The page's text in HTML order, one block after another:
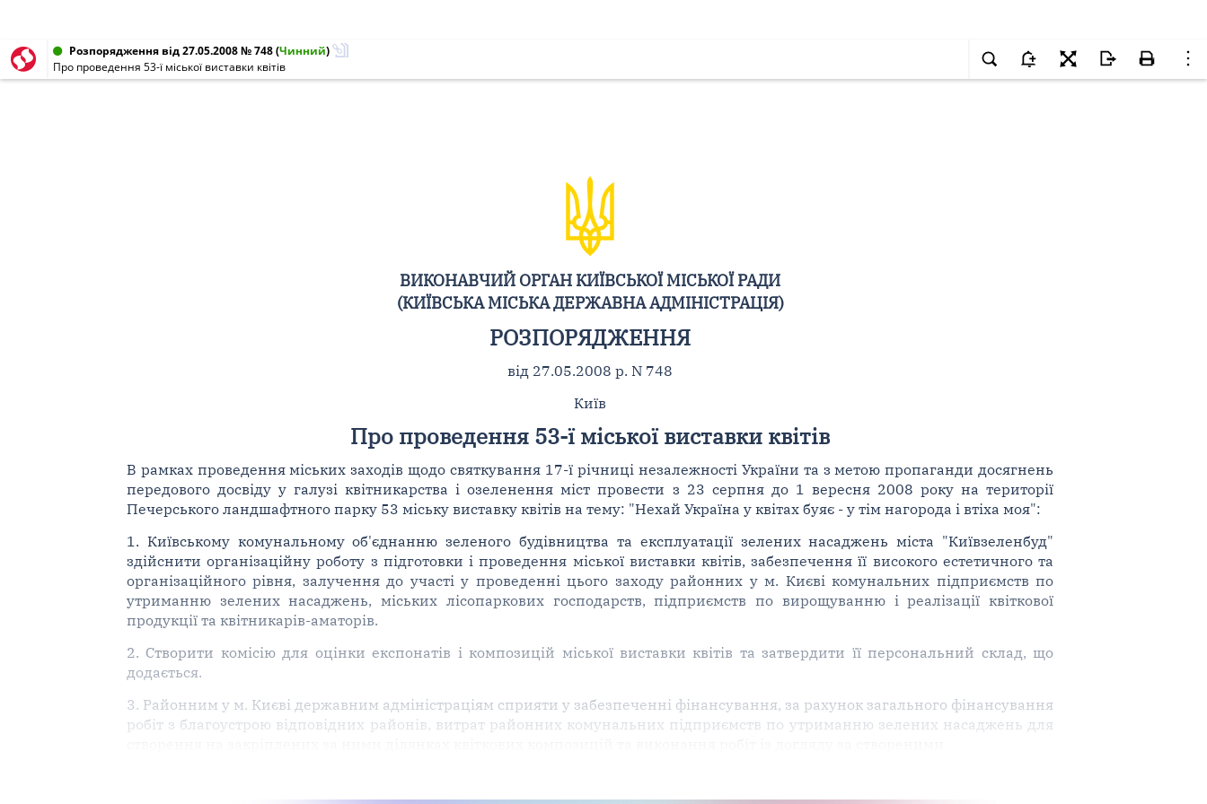
Розпорядження від 27.05.2008 № 748(Чинний)
Про проведення 53-ї міської виставки квітів
ВИКОНАВЧИЙ ОРГАН КИЇВСЬКОЇ МІСЬКОЇ РАДИ
(КИЇВСЬКА МІСЬКА ДЕРЖАВНА АДМІНІСТРАЦІЯ)
РОЗПОРЯДЖЕННЯ
від 27.05.2008 р. N 748
Київ
Про проведення 53-ї міської виставки квітів
В рамках проведення міських заходів щодо святкування 17-ї річниці незалежності України та з метою пропаганди досягнень
передового досвіду у галузі квітникарства і озеленення міст провести з 23 серпня до 1 вересня 2008 року на території
Печерського ландшафтного парку 53 міську виставку квітів на тему: "Нехай Україна у квітах буяє - у тім нагорода і втіха моя":
1. Київському комунальному об'єднанню зеленого будівництва та експлуатації зелених насаджень міста "Київзеленбуд"
здійснити організаційну роботу з підготовки і проведення міської виставки квітів, забезпечення її високого естетичного та
організаційного рівня, залучення до участі у проведенні цього заходу районних у м. Києві комунальних підприємств по
утриманню зелених насаджень, міських лісопаркових господарств, підприємств по вирощуванню і реалізації квіткової
продукції та квітникарів-аматорів.
2. Створити комісію для оцінки експонатів і композицій міської виставки квітів та затвердити її персональний склад, що
додається.
3. Районним у м. Києві державним адміністраціям сприяти у забезпеченні фінансування, за рахунок загального фінансування
робіт з благоустрою відповідних районів, витрат районних комунальних підприємств по утриманню зелених насаджень для